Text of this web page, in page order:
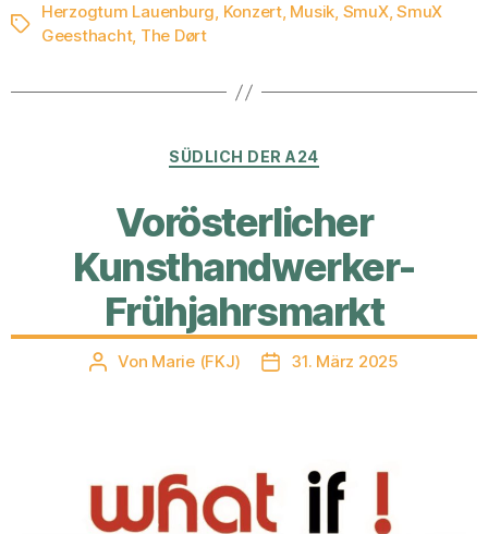
Schlagwörter
Herzogtum Lauenburg, Konzert, Musik, SmuX,SmuX
Geesthacht, The Dørt
Kategorien
SÜDLICH DER A24
Vorösterlicher
Kunsthandwerker-
Frühjahrsmarkt
Beitragsautor
Von Marie (FKJ) Veröffentlichungsdatum
31. März 2025